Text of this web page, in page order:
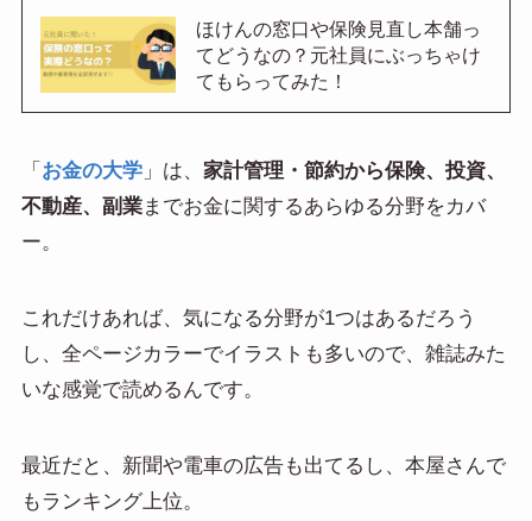
ほけんの窓口や保険見直し本舗っ
てどうなの？元社員にぶっちゃけ
てもらってみた！
「 お金の大学」は、 家計管理・節約から保険、投資、
不動産、副業までお金に関するあらゆる分野をカバ
ー。
これだけあれば、気になる分野が1つはあるだろう
し、全ページカラーでイラストも多いので、雑誌みた
いな感覚で読めるんです。
最近だと、新聞や電車の広告も出てるし、本屋さんで
もランキング上位。